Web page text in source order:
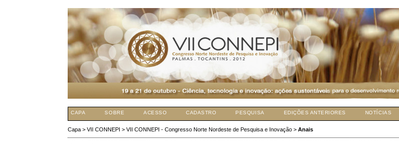
CAPA SOBRE ACESSO CADASTRO PESQUISA EDIÇÕES ANTERIORES NOTÍCIAS
Capa >VII CONNEPI >VII CONNEPI - Congresso Norte Nordeste de Pesquisa e Inovação >Anais